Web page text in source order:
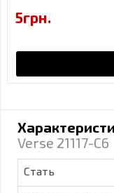
5грн.
Verse 21117-C6
Стать